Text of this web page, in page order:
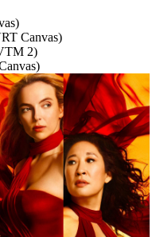
Canvas)
2)